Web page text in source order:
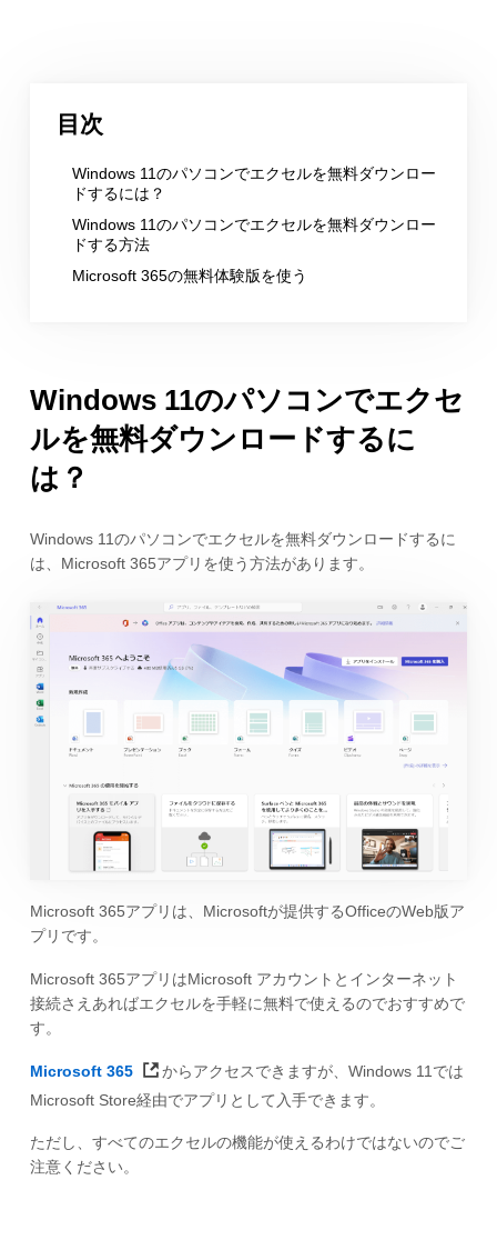
目次
Windows 11のパソコンでエクセルを無料ダウンロー
ドするには？
Windows 11のパソコンでエクセルを無料ダウンロー
ドする方法
Microsoft 365の無料体験版を使う
Windows 11のパソコンでエクセ
ルを無料ダウンロードするに
は？
Windows 11のパソコンでエクセルを無料ダウンロードするに
は、Microsoft 365アプリを使う方法があります。
Microsoft 365アプリは、Microsoftが提供するOfficeのWeb版ア
プリです。
Microsoft 365アプリはMicrosoft アカウントとインターネット
接続さえあればエクセルを手軽に無料で使えるのでおすすめで
す。
Microsoft 365
からアクセスできますが、Windows 11では
Microsoft Store経由でアプリとして入手できます。
ただし、すべてのエクセルの機能が使えるわけではないのでご
注意ください。